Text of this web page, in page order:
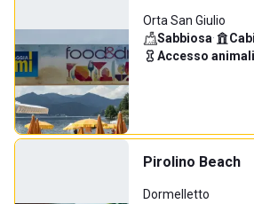
Orta San Giulio
Sabbiosa·
Accesso animali
Pirolino Beach
Dormelletto